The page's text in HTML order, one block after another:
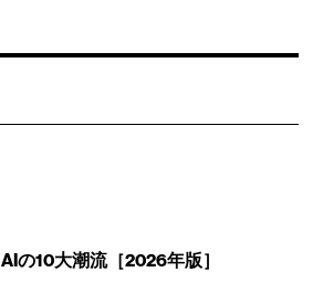
AIの10大潮流［2026年版］